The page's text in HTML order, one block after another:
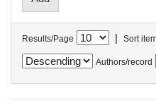
Results/Page | Sort
Authors/record